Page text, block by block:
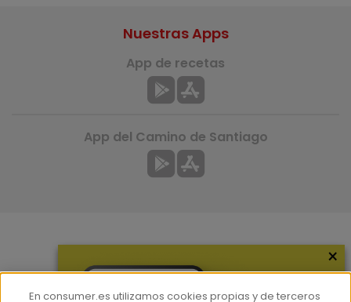
Nuestras Apps
App de recetas
App del Camino de Santiago
×
En consumer.es utilizamos cookies propias y de terceros